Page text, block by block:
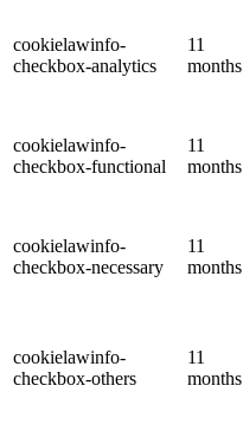
cookielawinfo-
checkbox-analytics
11
months
cookielawinfo-
checkbox-functional
11
months
cookielawinfo-
checkbox-necessary
11
months
cookielawinfo-
checkbox-others
11
months